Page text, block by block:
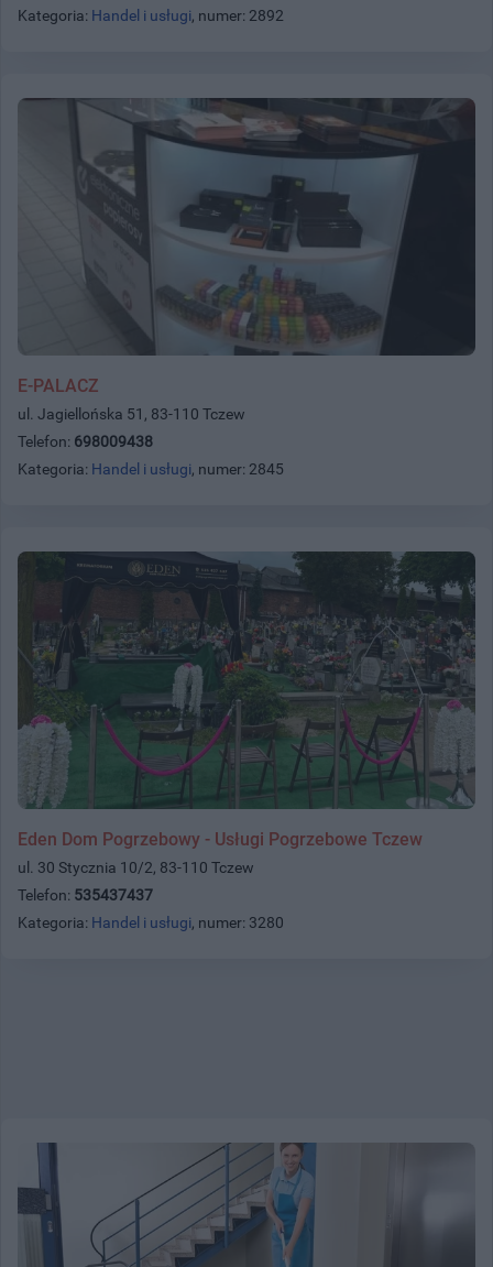
Kategoria: Handel i usługi, numer: 2892
E-PALACZ
ul. Jagiellońska 51, 83-110 Tczew
Telefon: 698009438
Kategoria: Handel i usługi, numer: 2845
Eden Dom Pogrzebowy - Usługi Pogrzebowe Tczew
ul. 30 Stycznia 10/2, 83-110 Tczew
Telefon: 535437437
Kategoria: Handel i usługi, numer: 3280